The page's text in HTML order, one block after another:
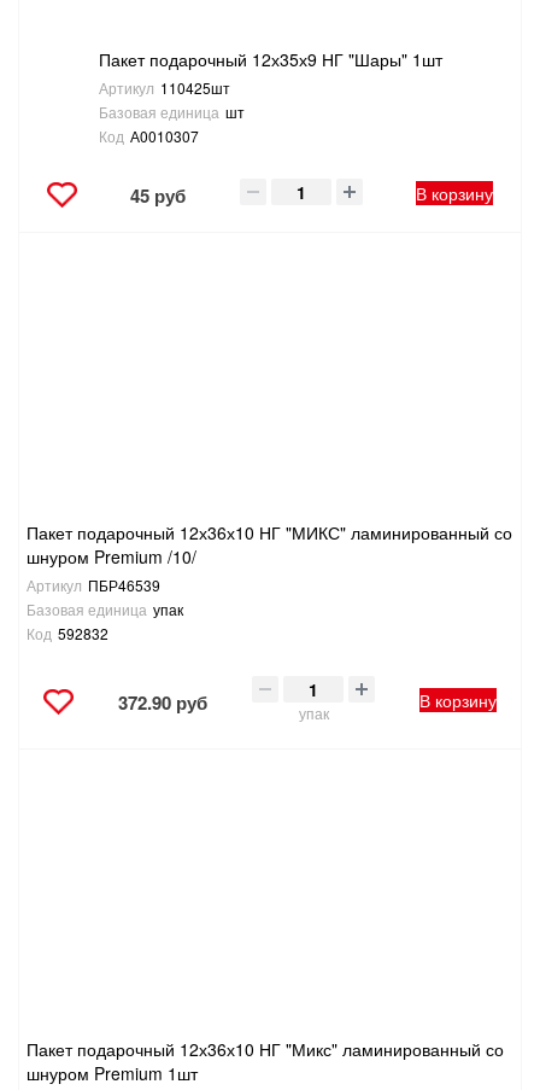
Пакет подарочный 12х35х9 НГ "Шары" 1шт
Артикул 110425шт
Базовая единица шт
Код А0010307
45 руб В корзину
Пакет подарочный 12х36х10 НГ "МИКС" ламинированный со
шнуром Premium /10/
Артикул ПБР46539
Базовая единица упак
Код 592832
372.90 руб упак
В корзину
Пакет подарочный 12х36х10 НГ "Микс" ламинированный со
шнуром Premium 1шт